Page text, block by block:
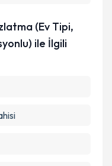
(Ev Tipi,
ile İlgili